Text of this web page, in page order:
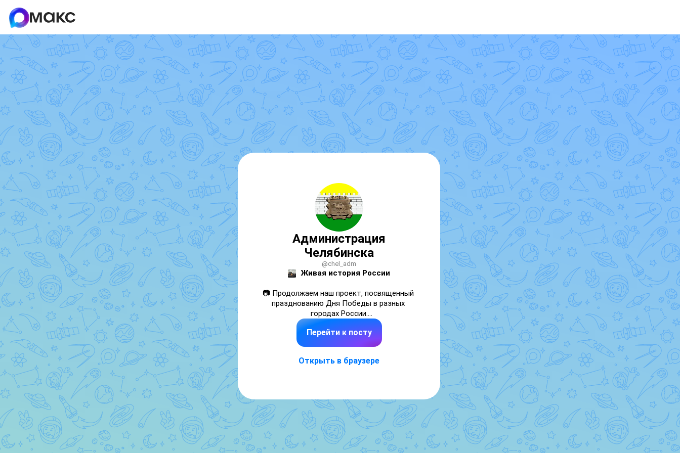
Администрация
Челябинска
@chel_adm
Живая история России
📷 Продолжаем наш проект, посвященный
празднованию Дня Победы в разных
городах России.
На втором видео Воронеж — город воинской
славы, который неофициально называют
показать героев фронтовых лет.
🙌 Благодарим Государственный архив
Воронежской области за памятные кадры.
Перейти к посту
Открыть в браузере